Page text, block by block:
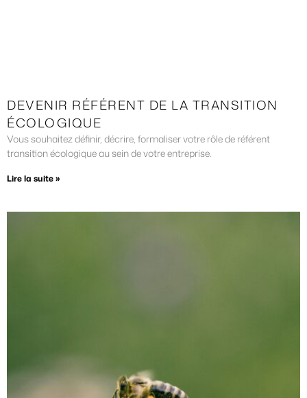
DEVENIR RÉFÉRENT DE LA TRANSITION
ÉCOLOGIQUE
Vous souhaitez définir, décrire, formaliser votre rôle de référent
transition écologique au sein de votre entreprise.
Lire la suite »